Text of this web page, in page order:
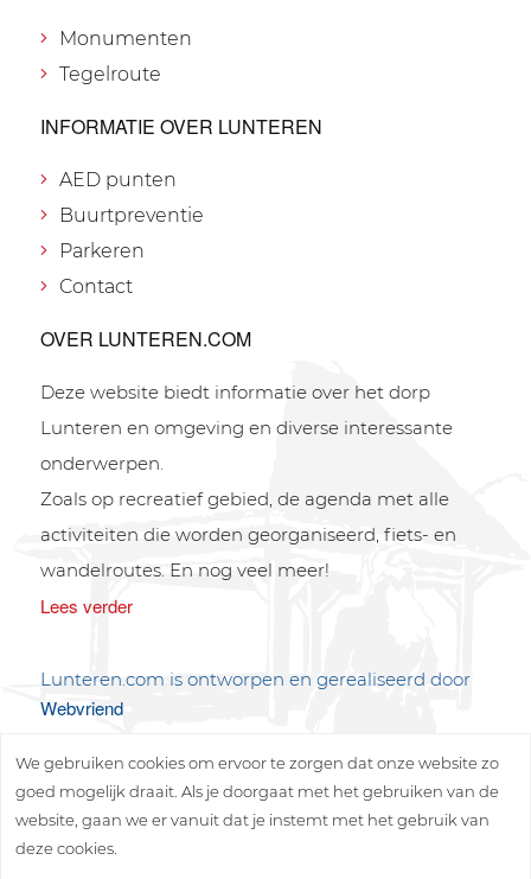
Monumenten
Tegelroute
INFORMATIE OVER LUNTEREN
AED punten
Buurtpreventie
Parkeren
Contact
OVER LUNTEREN.COM
Deze website biedt informatie over het dorp
Lunteren en omgeving en diverse interessante
onderwerpen.
Zoals op recreatief gebied, de agenda met alle
activiteiten die worden georganiseerd, fiets- en
wandelroutes. En nog veel meer!
Lees verder
Lunteren.com is ontworpen en gerealiseerd door
Webvriend
We gebruiken cookies om ervoor te zorgen dat onze website zo
goed mogelijk draait. Als je doorgaat met het gebruiken van de
website, gaan we er vanuit dat je instemt met het gebruik van
deze cookies.